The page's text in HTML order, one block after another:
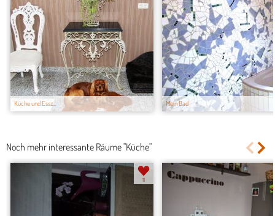
Küche und Essz... Mein Bad
Noch mehr interessante Räume "Küche"
11